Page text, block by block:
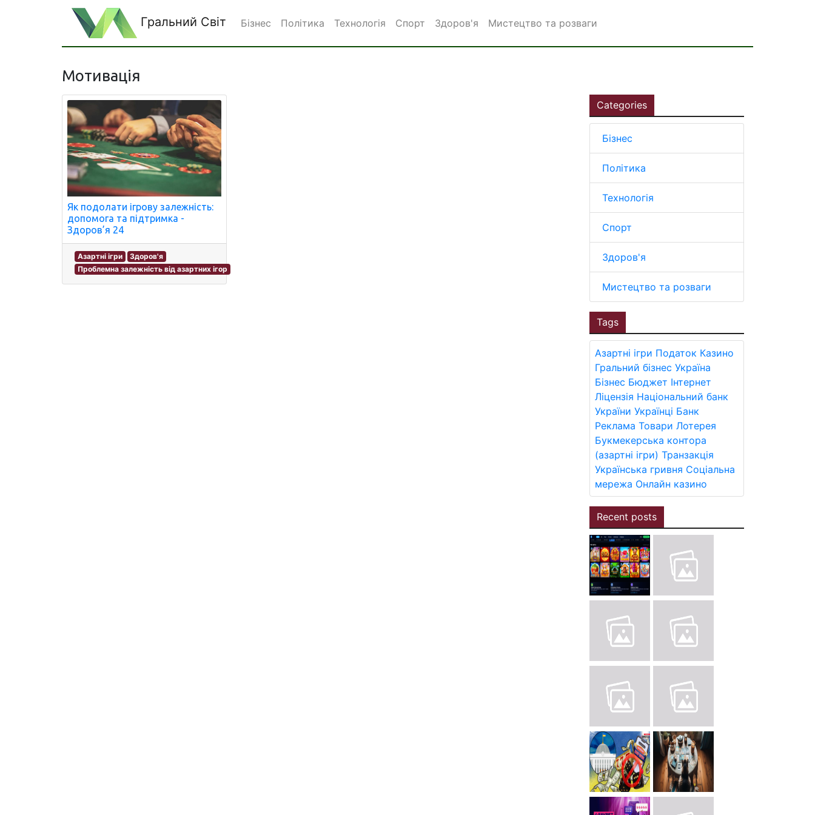
Гральний Світ Бізнес Політика Технологія Спорт Здоров'я Мистецтво та розваги
Мотивація
Як подолати ігрову залежність:
допомога та підтримка -
Здоров’я 24
Азартні ігри
Здоров'я
Проблемна залежність від азартних ігор
Categories
Бізнес
Політика
Технологія
Спорт
Здоров'я
Мистецтво та розваги
Tags
Азартні ігри Податок Казино
Гральний бізнес Україна
Бізнес Бюджет Інтернет
Ліцензія Національний банк
України Українці Банк
Реклама Товари Лотерея
Букмекерська контора
(азартні ігри) Транзакція
Українська гривня Соціальна
мережа Онлайн казино
Recent posts